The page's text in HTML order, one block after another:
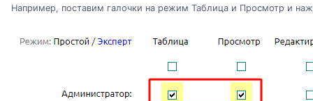
Например, поставим галочки на режим Таблица и Просмотр и